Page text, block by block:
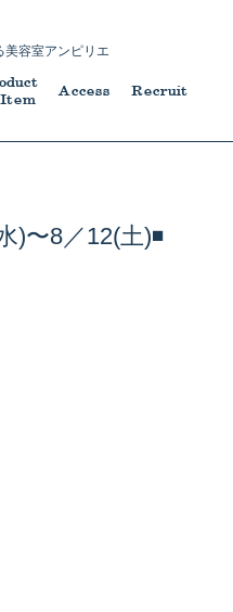
美容室アンピリエ
Access Recruit
)〜8／12(土)◾️